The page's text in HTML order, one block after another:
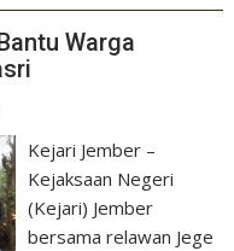
Warga
Kejari Jember –
Kejaksaan Negeri
(Kejari) Jember
bersama relawan Jege